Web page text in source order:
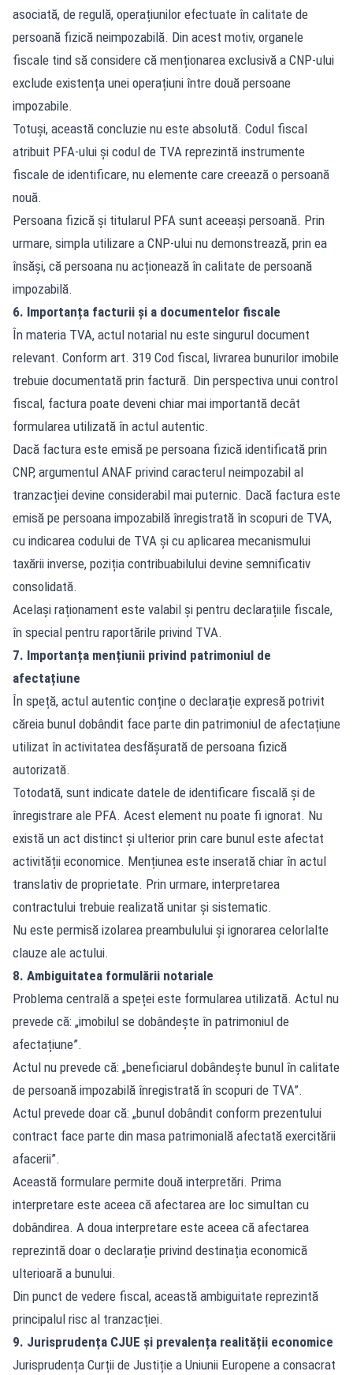
asociată, de regulă, operațiunilor efectuate în calitate de
persoană fizică neimpozabilă. Din acest motiv, organele
fiscale tind să considere că menționarea exclusivă a CNP-ului
exclude existența unei operațiuni între două persoane
impozabile.
Totuși, această concluzie nu este absolută. Codul fiscal
atribuit PFA-ului și codul de TVA reprezintă instrumente
fiscale de identificare, nu elemente care creează o persoană
nouă.
Persoana fizică și titularul PFA sunt aceeași persoană. Prin
urmare, simpla utilizare a CNP-ului nu demonstrează, prin ea
însăși, că persoana nu acționează în calitate de persoană
impozabilă.
6. Importanța facturii și a documentelor fiscale
În materia TVA, actul notarial nu este singurul document
relevant. Conform art. 319 Cod fiscal, livrarea bunurilor imobile
trebuie documentată prin factură. Din perspectiva unui control
fiscal, factura poate deveni chiar mai importantă decât
formularea utilizată în actul autentic.
Dacă factura este emisă pe persoana fizică identificată prin
CNP, argumentul ANAF privind caracterul neimpozabil al
tranzacției devine considerabil mai puternic. Dacă factura este
emisă pe persoana impozabilă înregistrată în scopuri de TVA,
cu indicarea codului de TVA și cu aplicarea mecanismului
taxării inverse, poziția contribuabilului devine semnificativ
consolidată.
Același raționament este valabil și pentru declarațiile fiscale,
în special pentru raportările privind TVA.
7. Importanța mențiunii privind patrimoniul de
afectațiune
În speță, actul autentic conține o declarație expresă potrivit
căreia bunul dobândit face parte din patrimoniul de afectațiune
utilizat în activitatea desfășurată de persoana fizică
autorizată.
Totodată, sunt indicate datele de identificare fiscală și de
înregistrare ale PFA. Acest element nu poate fi ignorat. Nu
există un act distinct și ulterior prin care bunul este afectat
activității economice. Mențiunea este inserată chiar în actul
translativ de proprietate. Prin urmare, interpretarea
contractului trebuie realizată unitar și sistematic.
Nu este permisă izolarea preambulului și ignorarea celorlalte
clauze ale actului.
8. Ambiguitatea formulării notariale
Problema centrală a speței este formularea utilizată. Actul nu
prevede că: „imobilul se dobândește în patrimoniul de
afectațiune”.
Actul nu prevede că: „beneficiarul dobândește bunul în calitate
de persoană impozabilă înregistrată în scopuri de TVA”.
Actul prevede doar că: „bunul dobândit conform prezentului
contract face parte din masa patrimonială afectată exercitării
afacerii”.
Această formulare permite două interpretări. Prima
interpretare este aceea că afectarea are loc simultan cu
dobândirea. A doua interpretare este aceea că afectarea
reprezintă doar o declarație privind destinația economică
ulterioară a bunului.
Din punct de vedere fiscal, această ambiguitate reprezintă
principalul risc al tranzacției.
9. Jurisprudența CJUE și prevalența realității economice
Jurisprudența Curții de Justiție a Uniunii Europene a consacrat